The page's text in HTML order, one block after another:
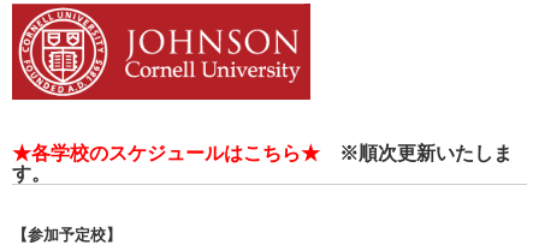
★各学校のスケジュールはこちら★ ※順次更新いたしま
す。
【参加予定校】